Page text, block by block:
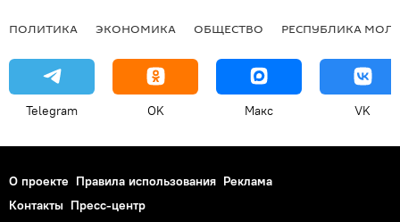
ПОЛИТИКА ЭКОНОМИКА ОБЩЕСТВО РЕСПУБЛИКА
Telegram OK Макс VK
О проекте Правила использования Реклама
Контакты Пресс-центр